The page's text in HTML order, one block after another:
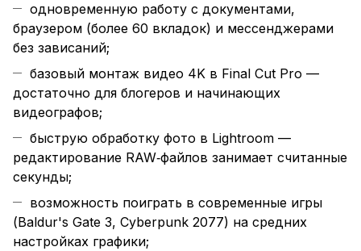
одновременную работу с документами,
браузером (более 60 вкладок) и мессенджерами
без зависаний;
базовый монтаж видео 4K в Final Cut Pro —
достаточно для блогеров и начинающих
видеографов;
быструю обработку фото в Lightroom —
редактирование RAW‑файлов занимает считанные
секунды;
возможность поиграть в современные игры
(Baldur's Gate 3, Cyberpunk 2077) на средних
настройках графики;